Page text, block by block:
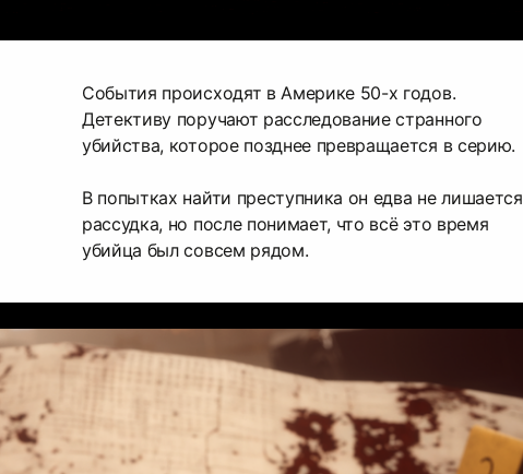
События происходят в Америке 50-х годов.
Детективу поручают расследование странного
убийства, которое позднее превращается в серию.
В попытках найти преступника он едва не лишается
рассудка, но после понимает, что всё это время
убийца был совсем рядом.